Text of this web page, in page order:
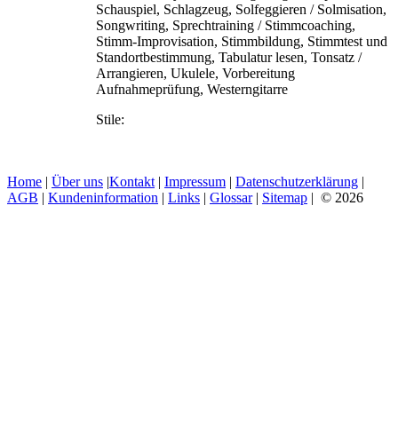
Schauspiel, Schlagzeug, Solfeggieren / Solmisation,
Songwriting, Sprechtraining / Stimmcoaching,
Stimm-Improvisation, Stimmbildung, Stimmtest und
Standortbestimmung, Tabulatur lesen, Tonsatz /
Arrangieren, Ukulele, Vorbereitung
Aufnahmeprüfung, Westerngitarre
Stile:
Home | Über uns |Kontakt | Impressum | Datenschutzerklärung |
AGB | Kundeninformation | Links | Glossar| Sitemap | © 2026